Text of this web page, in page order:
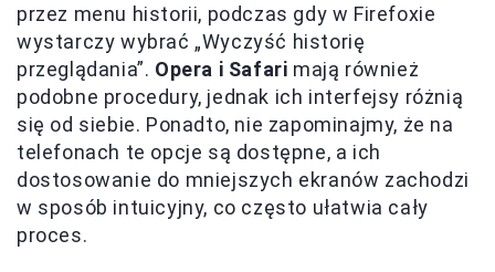
przez menu historii, podczas gdy w Firefoxie
wystarczy wybrać „Wyczyść historię
przeglądania”. Opera i Safari mają również
podobne procedury, jednak ich interfejsy różnią
się od siebie. Ponadto, nie zapominajmy, że na
telefonach te opcje są dostępne, a ich
dostosowanie do mniejszych ekranów zachodzi
w sposób intuicyjny, co często ułatwia cały
proces.